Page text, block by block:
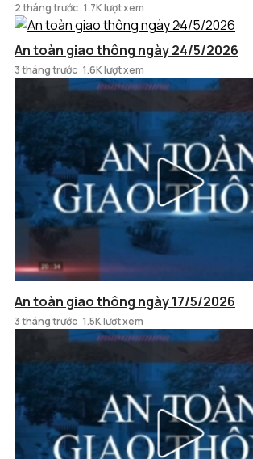
2 tháng trước 1.7K lượt xem
An toàn giao thông ngày 24/5/2026
3 tháng trước 1.6K lượt xem
An toàn giao thông ngày 17/5/2026
3 tháng trước 1.5K lượt xem